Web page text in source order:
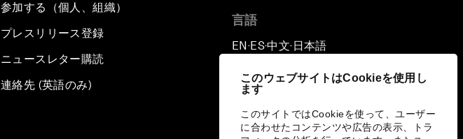
このウェブサイトはCookieを使用し
ます
このサイトではCookieを使って、ユーザー
に合わせたコンテンツや広告の表示、トラ
参加する（個人、組織）
プレスリリース登録
ニュースレター購読
連絡先 (英語のみ)
言語
EN ▪ES▪中文▪ 日本語